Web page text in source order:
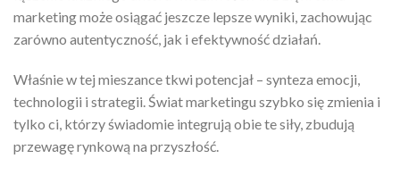
marketing może osiągać jeszcze lepsze wyniki, zachowując
zarówno autentyczność, jak i efektywność działań.
Właśnie w tej mieszance tkwi potencjał – synteza emocji,
technologii i strategii. Świat marketingu szybko się zmienia i
tylko ci, którzy świadomie integrują obie te siły, zbudują
przewagę rynkową na przyszłość.